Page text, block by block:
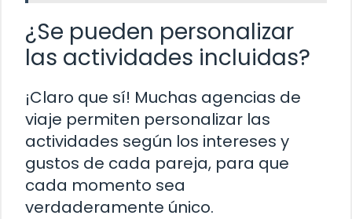
¿Se pueden personalizar
las actividades incluidas?
¡Claro que sí! Muchas agencias de
viaje permiten personalizar las
actividades según los intereses y
gustos de cada pareja, para que
cada momento sea
verdaderamente único.